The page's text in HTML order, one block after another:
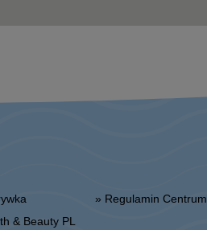
& Beauty PL
» Regulamin Centrum